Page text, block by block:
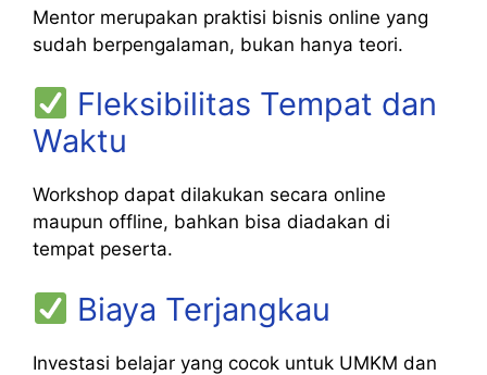
Mentor merupakan praktisi bisnis online yang
sudah berpengalaman, bukan hanya teori.
Fleksibilitas Tempat dan
Waktu
Workshop dapat dilakukan secara online
maupun offline, bahkan bisa diadakan di
tempat peserta.
Biaya Terjangkau
Investasi belajar yang cocok untuk UMKM dan